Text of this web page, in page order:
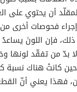
أن يحتوي على
فحوصات أخرى من
ذلك، فإن اللونَ
لا بدّ من تفقّد لونها
كانتْ هناك نسبة
فهذا يعني أنّ